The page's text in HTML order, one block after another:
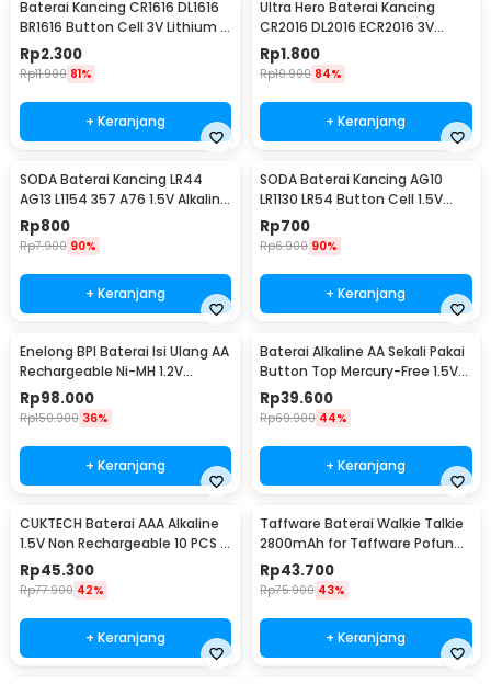
Baterai Kancing CR1616 DL1616
BR1616 Button Cell 3V Lithium 1
PCS
Rp2.300
Rp11.900 81%
+ Keranjang
Ultra Hero Baterai Kancing
CR2016 DL2016 ECR2016 3V
Lithium 1 PCS
Rp1.800
Rp10.900 84%
+ Keranjang
SODA Baterai Kancing LR44
AG13 L1154 357 A76 1.5V Alkaline
1 PCS
Rp800
Rp7.900 90%
+ Keranjang
SODA Baterai Kancing AG10
LR1130 LR54 Button Cell 1.5V
Alkaline 1 PCS
Rp700
Rp6.900 90%
+ Keranjang
Enelong BPI Baterai Isi Ulang AA
Rechargeable Ni-MH 1.2V
2700mAh 4 PCS
Rp98.000
Rp150.900 36%
+ Keranjang
Baterai Alkaline AA Sekali Pakai
Button Top Mercury-Free 1.5V
10 PCS - Zi5
Rp39.600
Rp69.900 44%
+ Keranjang
CUKTECH Baterai AAA Alkaline
1.5V Non Rechargeable 10 PCS -
Zi7
Rp45.300
Rp77.900 42%
+ Keranjang
Taffware Baterai Walkie Talkie
2800mAh for Taffware Pofung
BF-UV82 - BL-8
Rp43.700
Rp75.900 43%
+ Keranjang